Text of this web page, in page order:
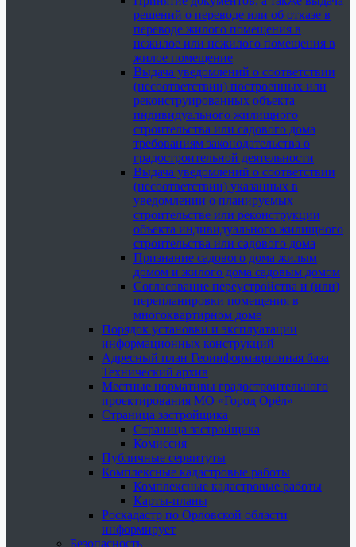
решений о переводе или об отказе в
переводе жилого помещения в
нежилое или нежилого помещения в
жилое помещение
Выдача уведомлений о соответствии
(несоответствии) построенных или
реконструированных объекта
индивидуального жилищного
строительства или садового дома
требованиям законодательства о
градостроительной деятельности
Выдача уведомлений о соответствии
(несоответствии) указанных в
уведомлении о планируемых
строительстве или реконструкции
объекта индивидуального жилищного
строительства или садового дома
Признание садового дома жилым
домом и жилого дома садовым домом
Согласование переустройства и (или)
перепланировки помещения в
многоквартирном доме
Порядок установки и эксплуатации
информационных конструкций
Адресный план Геоинформационная база
Технический архив
Местные нормативы градостроительного
проектирования МО «Город Орёл»
Страница застройщика
Страница застройщика
Комиссия
Публичные сервитуты
Комплексные кадастровые работы
Комплексные кадастровые работы
Карты-планы
Роскадастр по Орловской области
информирует
Безопасность